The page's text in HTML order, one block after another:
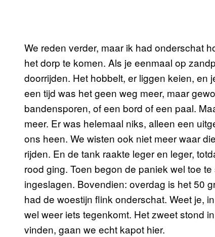
We reden verder, maar ik had onderschat
het dorp te komen. Als je eenmaal op
doorrijden. Het hobbelt, er liggen keien, en
een tijd was het geen weg meer, maar
bandensporen, of een bord of een paal.
meer. Er was helemaal niks, alleen een
ons heen. We wisten ook niet meer waar
rijden. En de tank raakte leger en leger,
rood ging. Toen begon de paniek wel toe
ingeslagen. Bovendien: overdag is het 50
had de woestijn flink onderschat. Weet je,
wel weer iets tegenkomt. Het zweet stond
vinden, gaan we echt kapot hier.